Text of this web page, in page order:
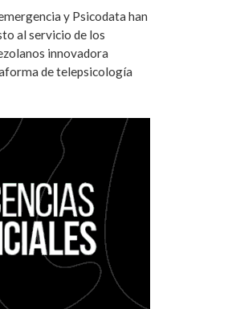
y Psicodata han
al servicio de los
innovadora
de telepsicología